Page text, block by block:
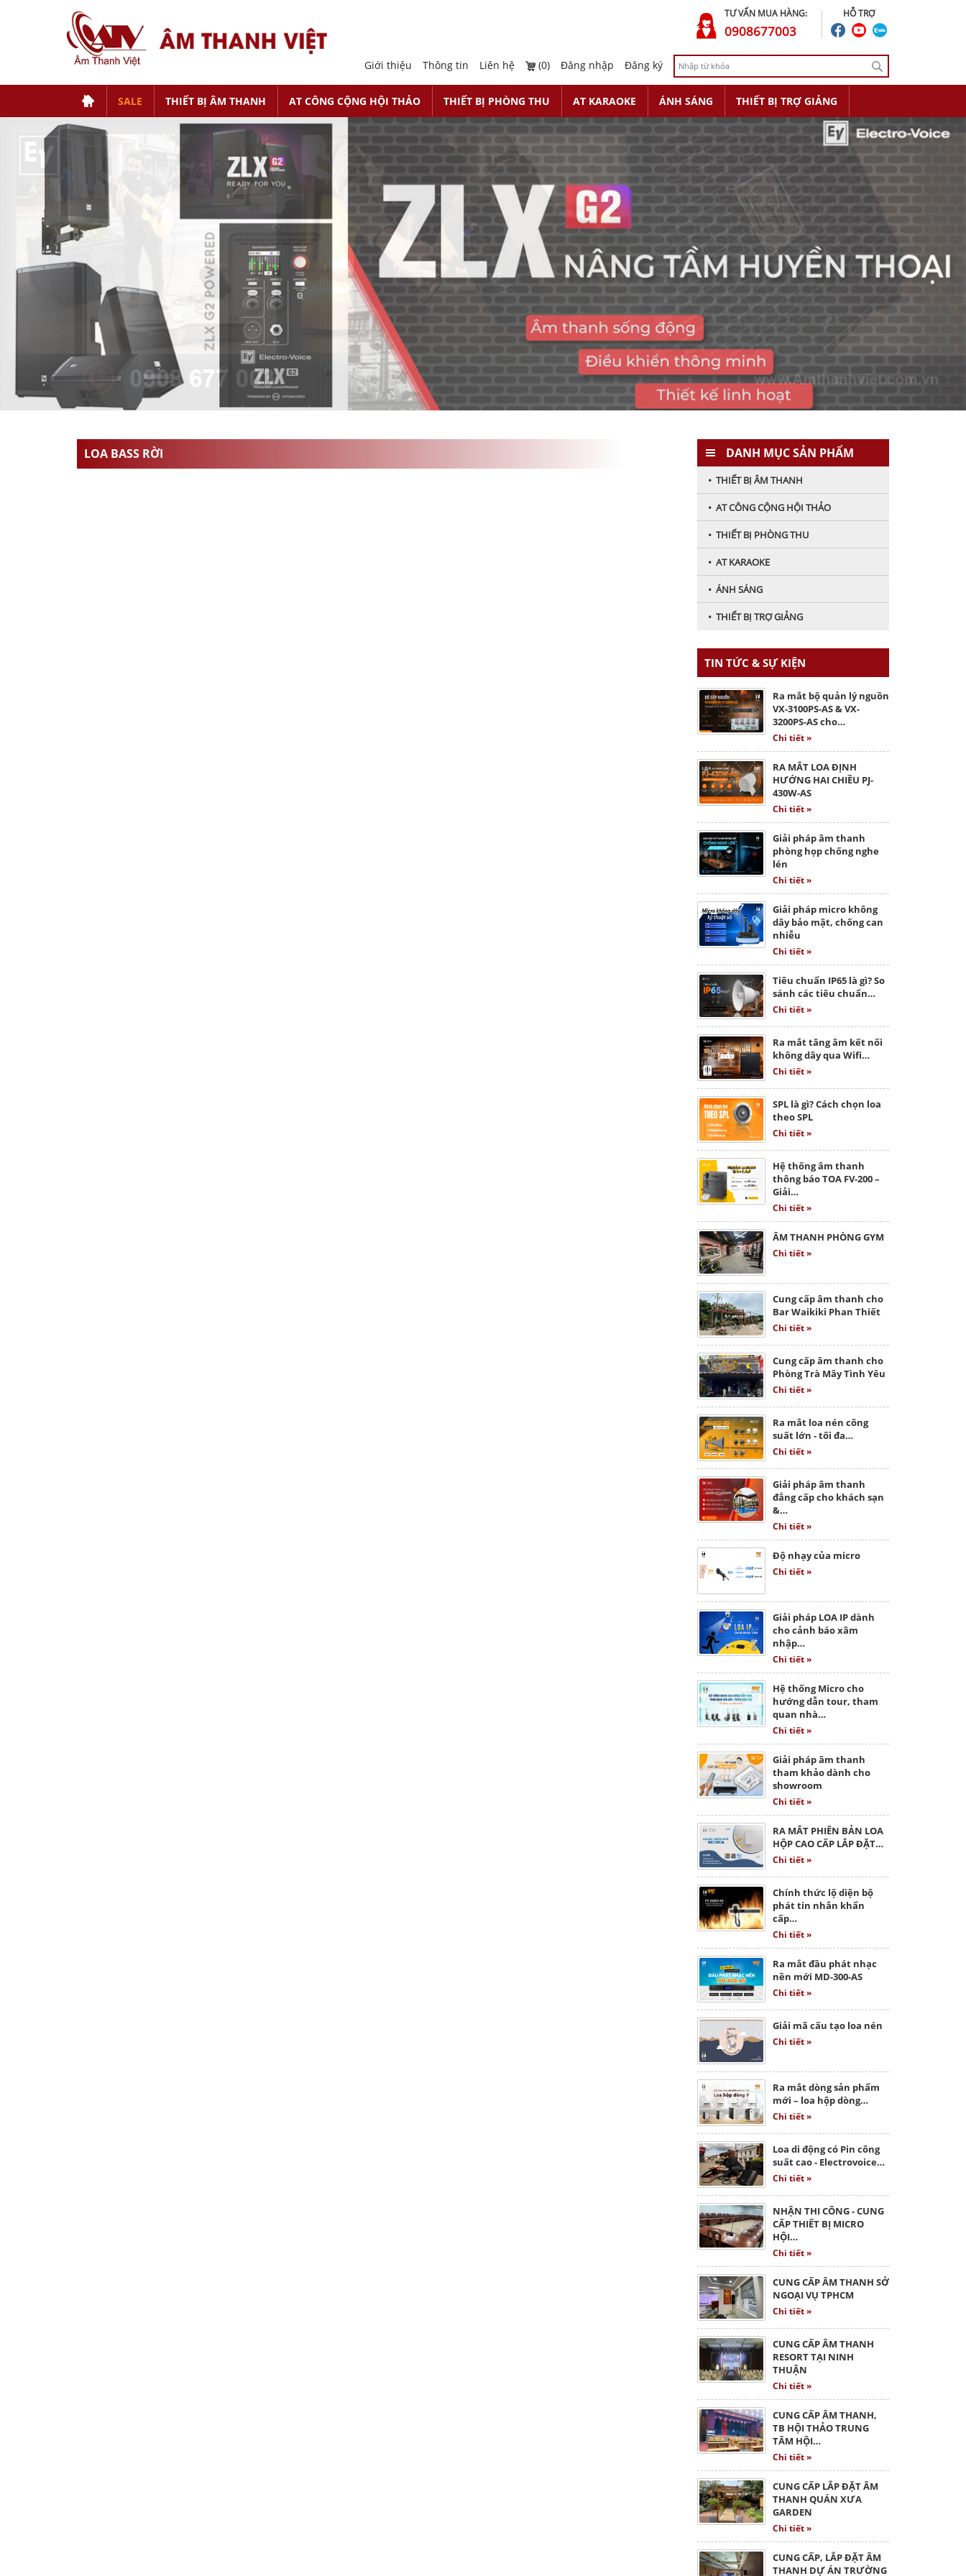
HỖ TRỢ
TƯ VẤN MUA HÀNG:
0908677003
Giới thiệu Thông tin Liên hệ (0) Đăng nhập Đăng ký
SALE THIẾT BỊ ÂM THANH AT CÔNG CỘNG HỘI THẢO THIẾT BỊ PHÒNG THU AT KARAOKE ÁNH SÁNG THIẾT BỊ TRỢ GIẢNG
LOA BASS RỜI DANH MỤC SẢN PHẨM
• THIẾT BỊ ÂM THANH
• AT CÔNG CỘNG HỘI THẢO
• THIẾT BỊ PHÒNG THU
• AT KARAOKE
• ÁNH SÁNG
• THIẾT BỊ TRỢ GIẢNG
TIN TỨC & SỰ KIỆN
Ra mắt bộ quản lý nguồn
VX-3100PS-AS & VX-
3200PS-AS cho…
Chi tiết »
RA MẮT LOA ĐỊNH
HƯỚNG HAI CHIỀU PJ-
430W-AS
Chi tiết »
Giải pháp âm thanh
phòng họp chống nghe
lén
Chi tiết »
Giải pháp micro không
dây bảo mật, chống can
nhiễu
Chi tiết »
Tiêu chuẩn IP65 là gì? So
sánh các tiêu chuẩn…
Chi tiết »
Ra mắt tăng âm kết nối
không dây qua Wifi…
Chi tiết »
SPL là gì? Cách chọn loa
theo SPL
Chi tiết »
Hệ thống âm thanh
thông báo TOA FV-200 –
Giải…
Chi tiết »
ÂM THANH PHÒNG GYM
Chi tiết »
Cung cấp âm thanh cho
Bar Waikiki Phan Thiết
Chi tiết »
Cung cấp âm thanh cho
Phòng Trà Mây Tình Yêu
Chi tiết »
Ra mắt loa nén công
suất lớn - tối đa…
Chi tiết »
Giải pháp âm thanh
đẳng cấp cho khách sạn
&…
Chi tiết »
Độ nhạy của micro
Chi tiết »
Giải pháp LOA IP dành
cho cảnh báo xâm
nhập…
Chi tiết »
Hệ thống Micro cho
hướng dẫn tour, tham
quan nhà…
Chi tiết »
Giải pháp âm thanh
tham khảo dành cho
showroom
Chi tiết »
RA MẮT PHIÊN BẢN LOA
HỘP CAO CẤP LẮP ĐẶT…
Chi tiết »
Chính thức lộ diện bộ
phát tin nhắn khẩn
cấp…
Chi tiết »
Ra mắt đầu phát nhạc
nền mới MD-300-AS
Chi tiết »
Giải mã cấu tạo loa nén
Chi tiết »
Ra mắt dòng sản phẩm
mới – loa hộp dòng…
Chi tiết »
Loa di động có Pin công
suất cao - Electrovoice…
Chi tiết »
NHẬN THI CÔNG - CUNG
CẤP THIẾT BỊ MICRO
HỘI…
Chi tiết »
CUNG CẤP ÂM THANH SỞ
NGOẠI VỤ TPHCM
Chi tiết »
CUNG CẤP ÂM THANH
RESORT TẠI NINH
THUẬN
Chi tiết »
CUNG CẤP ÂM THANH,
TB HỘI THẢO TRUNG
TÂM HỘI…
Chi tiết »
CUNG CẤP LẮP ĐẶT ÂM
THANH QUÁN XƯA
GARDEN
Chi tiết »
CUNG CẤP, LẮP ĐẶT ÂM
THANH DỰ ÁN TRƯỜNG